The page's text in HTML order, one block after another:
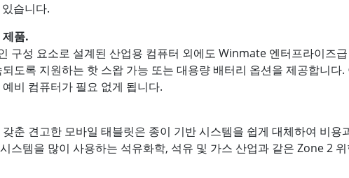
습니다.
품.
구성 요소로 설계된 산업용 컴퓨터 외에도 Winmate 엔터프라이즈
도록 지원하는 핫 스왑 가능 또는 대용량 배터리 옵션을 제공합니
비 컴퓨터가 필요 없게 됩니다.
춘 견고한 모바일 태블릿은 종이 기반 시스템을 쉽게 대체하여 비용
스템을 많이 사용하는 석유화학, 석유 및 가스 산업과 같은 Zone 2